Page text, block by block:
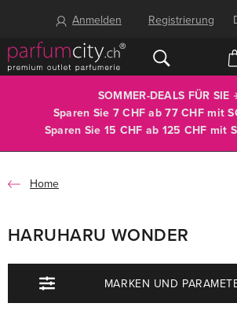
Anmelden Registrierung
SOMMER-DEALS FÜR SIE
Sparen Sie 7 CHF ab 77 CHF mit
Sparen Sie 15 CHF ab 125 CHF mit
Home
HARUHARU WONDER
MARKEN UND